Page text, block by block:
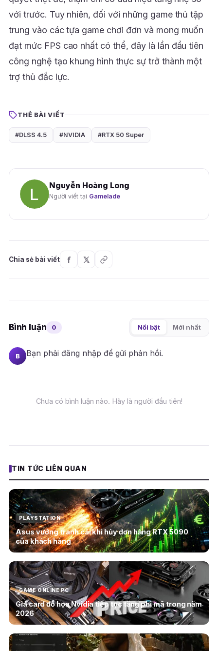
với trước. Tuy nhiên, đối với những game thủ tập
trung vào các tựa game chơi đơn và mong muốn
đạt mức FPS cao nhất có thể, đây là lần đầu tiên
công nghệ tạo khung hình thực sự trở thành một
trợ thủ đắc lực.
THẺ BÀI VIẾT
#DLSS 4.5 #NVIDIA #RTX 50 Super
Nguyễn Hoàng Long
Người viết tại Gamelade
Chia sẻ bài viết
Bình luận 0 Nổi bật Mới nhất
B Bạn phải đăng nhập để gửi phản hồi.
Chưa có bình luận nào. Hãy là người đầu tiên!
TIN TỨC LIÊN QUAN
PLAYSTATION
Asus vướng tranh cãi khi hủy đơn hàng RTX 5090
của khách hàng
GAME ONLINE PC
Giá card đồ họa Nvidia tiếp tục tăng phi mã trong năm
2026